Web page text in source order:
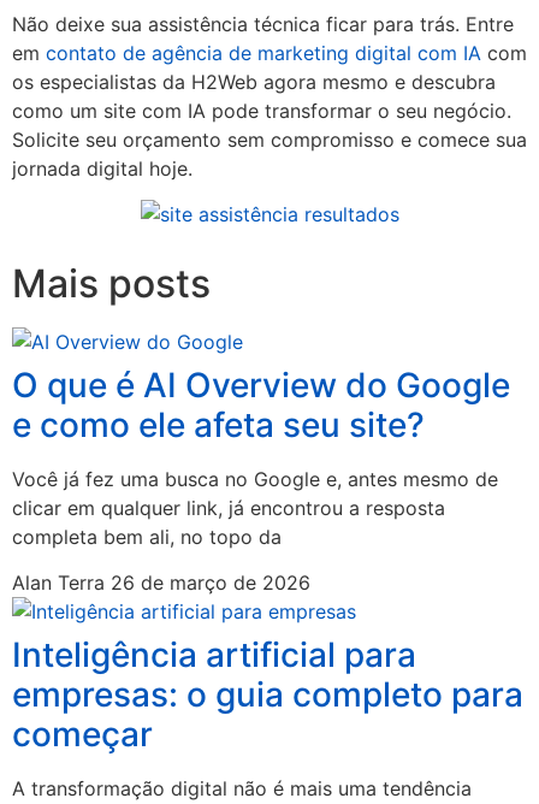
Não deixe sua assistência técnica ficar para trás. Entre
em contato de agência de marketing digital com IA com
os especialistas da H2Web agora mesmo e descubra
como um site com IA pode transformar o seu negócio.
Solicite seu orçamento sem compromisso e comece sua
jornada digital hoje.
Mais posts
O que é AI Overview do Google
e como ele afeta seu site?
Você já fez uma busca no Google e, antes mesmo de
clicar em qualquer link, já encontrou a resposta
completa bem ali, no topo da
Alan Terra 26 de março de 2026
Inteligência artificial para
empresas: o guia completo para
começar
A transformação digital não é mais uma tendência